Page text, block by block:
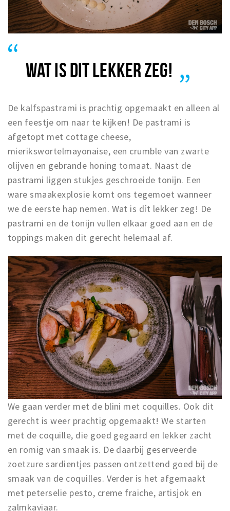
WAT IS DIT LEKKER ZEG!
De kalfspastrami is prachtig opgemaakt en alleen al
een feestje om naar te kijken! De pastrami is
afgetopt met cottage cheese,
mierikswortelmayonaise, een crumble van zwarte
olijven en gebrande honing tomaat. Naast de
pastrami liggen stukjes geschroeide tonijn. Een
ware smaakexplosie komt ons tegemoet wanneer
we de eerste hap nemen. Wat is dít lekker zeg! De
pastrami en de tonijn vullen elkaar goed aan en de
toppings maken dit gerecht helemaal af.
We gaan verder met de blini met coquilles. Ook dit
gerecht is weer prachtig opgemaakt! We starten
met de coquille, die goed gegaard en lekker zacht
en romig van smaak is. De daarbij geserveerde
zoetzure sardientjes passen ontzettend goed bij de
smaak van de coquilles. Verder is het afgemaakt
met peterselie pesto, creme fraiche, artisjok en
zalmkaviaar.